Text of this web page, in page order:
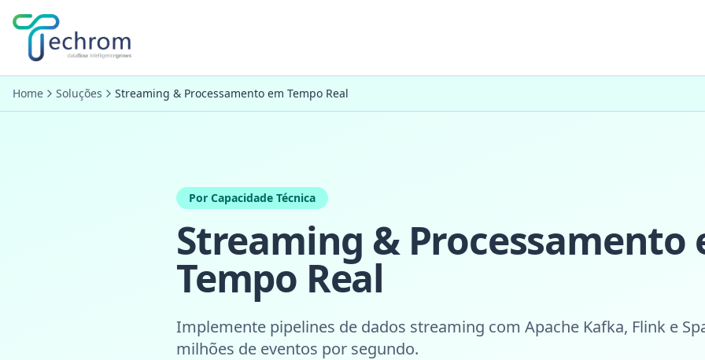
Home Soluções Streaming & Processamento em Tempo Real
Por Capacidade Técnica
Streaming & Processamento
Tempo Real
Implemente pipelines de dados streaming com Apache Kafka, Flink e
milhões de eventos por segundo.